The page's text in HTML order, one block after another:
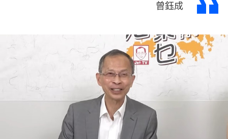
曾鈺成